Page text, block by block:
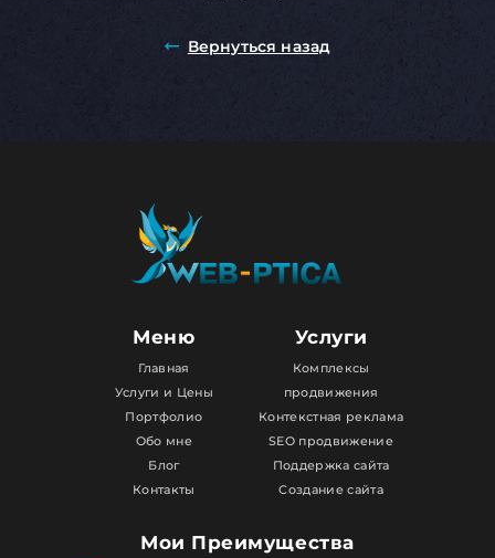
Вернуться назад
Меню
Главная
Услуги и Цены
Портфолио
Обо мне
Блог
Контакты
Услуги
Комплексы
продвижения
Контекстная реклама
SEO продвижение
Поддержка сайта
Создание сайта
Мои Преимущества